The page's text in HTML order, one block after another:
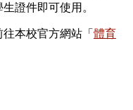
證件即可使用。
本校官方網站「 體育